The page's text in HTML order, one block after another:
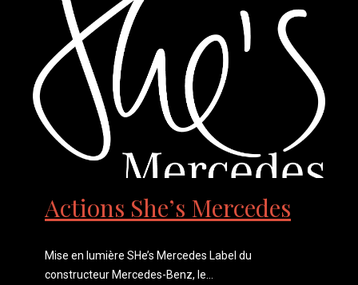
Actions She’s Mercedes
Mise en lumière SHe’s Mercedes Label du
constructeur Mercedes-Benz, le...